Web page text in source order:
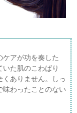
アが功を奏した
た肌のこわばり
ありません。しっ
味わったことのない